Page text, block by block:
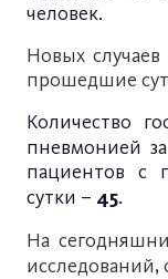
человек.
Новых
прошедшие
Количество
пневмонией
пациентов с
сутки – 45.
На
исследований,